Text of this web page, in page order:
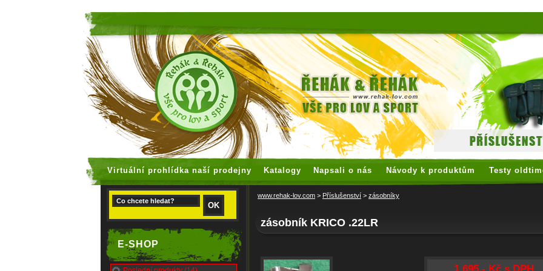
Virtuální prohlídka naší prodejny Katalogy Napsali o nás Návody k produktům Testy
E-SHOP
www.rehak-lov.com > Příslušenství > zásobníky
zásobník KRICO .22LR